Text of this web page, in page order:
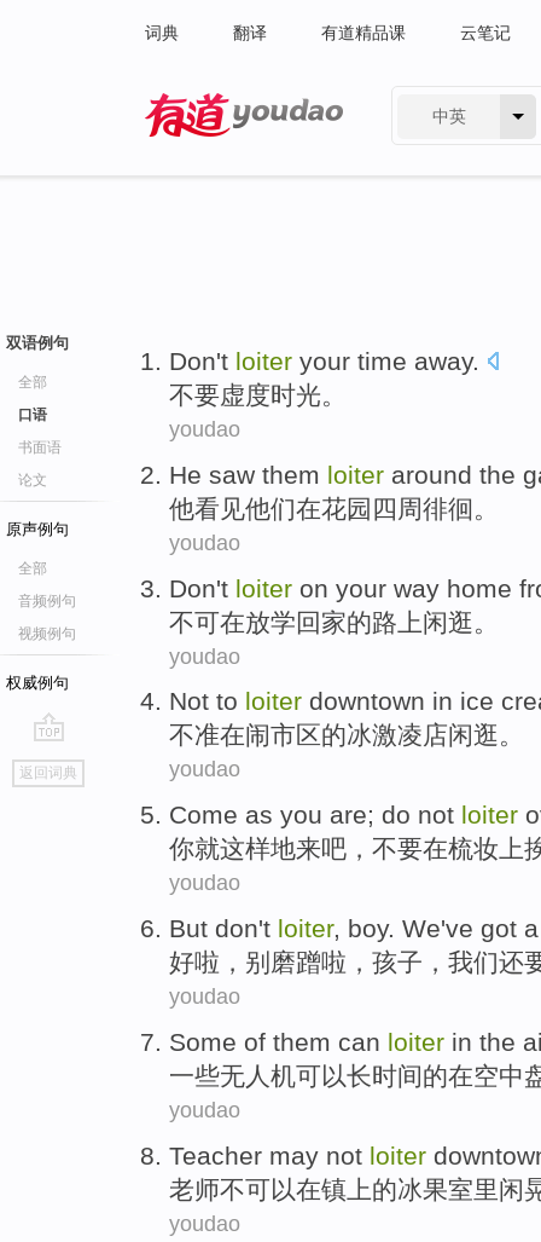
词典 翻译 有道精品课 云笔记
中英
双语例句
全部
口语
书面语
论文
原声例句
全部
音频例句
视频例句
权威例句
go
top
返回词典
Don't loiter your time away.
不要虚度时光。
youdao
He saw them loiter around the
他看见他们在花园四周徘徊。
youdao
Don't loiter on your way home
不可在放学回家的路上闲逛。
youdao
Not to loiter downtown in ice
不准在闹市区的冰激凌店闲逛。
youdao
Come as you are; do not loiter
你就这样地来吧 ， 不要在梳妆 上
youdao
But don't loiter, boy. We've got
好啦， 别 磨蹭啦， 孩子 ， 我们还
youdao
Some of them can loiter in the
一些无人机可以长时间的在空中
youdao
Teacher may not loiter
老师不可以在镇上的冰果室里闲
youdao